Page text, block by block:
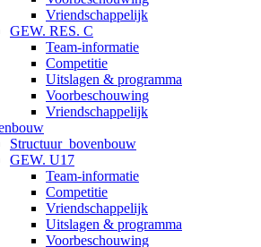
Vriendschappelijk
GEW. RES. C
Team-informatie
Competitie
Uitslagen & programma
Voorbeschouwing
Vriendschappelijk
Structuur_bovenbouw
GEW. U17
Team-informatie
Competitie
Vriendschappelijk
Uitslagen & programma
Voorbeschouwing